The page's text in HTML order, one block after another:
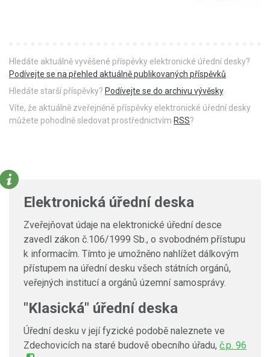
Hledáte aktuálně vyvěšené příspěvky elektronické úřední desky?
Podívejte se na přehled aktuálně publikovaných příspěvků
Hledáte starší příspěvky? Podívejte se do archivu vývěsky.
Víte, že aktuálně zveřejněné příspěvky elektronické úřední desky
můžete pohodlně sledovat prostřednictvím RSS?
Elektronická úřední deska
Zveřejňovat údaje na elektronické úřední desce
zavedl zákon č.106/1999 Sb., o svobodném přístupu
k informacím. Tímto je umožněno nahlížet dálkovým
přístupem na úřední desku všech státních orgánů,
veřejných institucí a orgánů územní samosprávy.
"Klasická" úřední deska
Úřední desku v její fyzické podobě naleznete ve
Zdechovicích na staré budově obecního úřadu, č.p. 96